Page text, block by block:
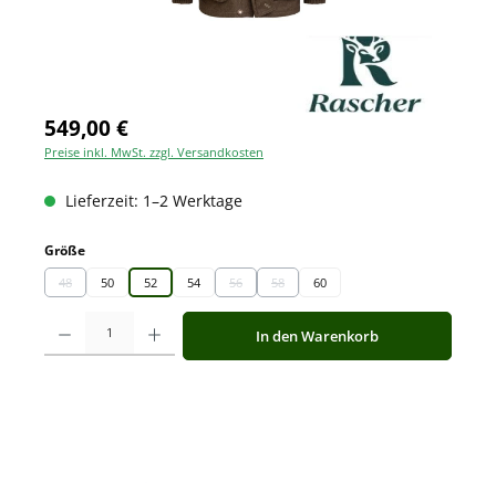
549,00 €
Preise inkl. MwSt. zzgl. Versandkosten
Lieferzeit: 1–2 Werktage
Größeauswählen
48
(Diese Option ist zurzeit nicht verfügbar.)
50 52 54 56
(Diese Option ist zurzeit nicht verfügbar.)
58
(Diese Option ist zurzeit nicht verfügbar.)
60
Produkt Anzahl: Gib den gewünschten Wert ein oder benutze die
In den Warenkorb